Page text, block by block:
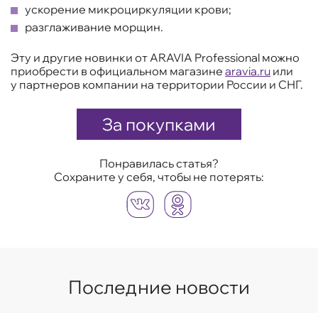
ускорение микроциркуляции крови;
разглаживание морщин.
Эту и другие новинки от ARAVIA Professional можно
приобрести в официальном магазине aravia.ru или
у партнеров компании на территории России и СНГ.
За покупками
Понравилась статья?
Сохраните у себя, чтобы не потерять:
Последние новости